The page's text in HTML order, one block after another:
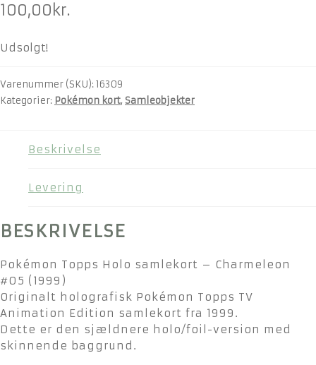
100,00kr.
Udsolgt!
Varenummer (SKU):16309
Kategorier: Pokémon kort,Samleobjekter
Beskrivelse
Levering
BESKRIVELSE
Pokémon Topps Holo samlekort – Charmeleon
#05 (1999)
Originalt holografisk Pokémon Topps TV
Animation Edition samlekort fra 1999.
Dette er den sjældnere holo/foil-version med
skinnende baggrund.